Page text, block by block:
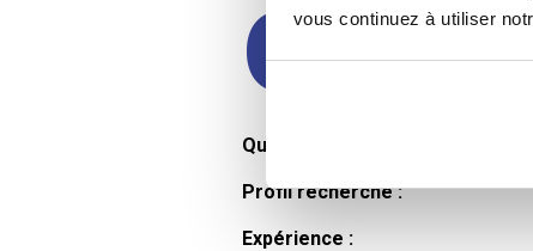
vous continuez à utiliser
Qualifications et diplômes :
Profil recherché :
Expérience :